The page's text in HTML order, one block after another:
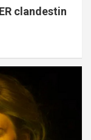
clandestin